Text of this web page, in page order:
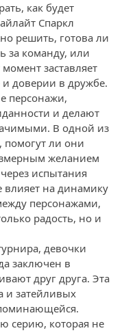
как будет
Спаркл
решить, готова ли
за команду, или
заставляет
и доверии в дружбе.
персонажи,
и делают
В одной из
помогут ли они
желанием
испытания
влияет на динамику
персонажами,
радость, но и
девочки
заключен в
друг друга. Эта
и затейливых
серию, которая не